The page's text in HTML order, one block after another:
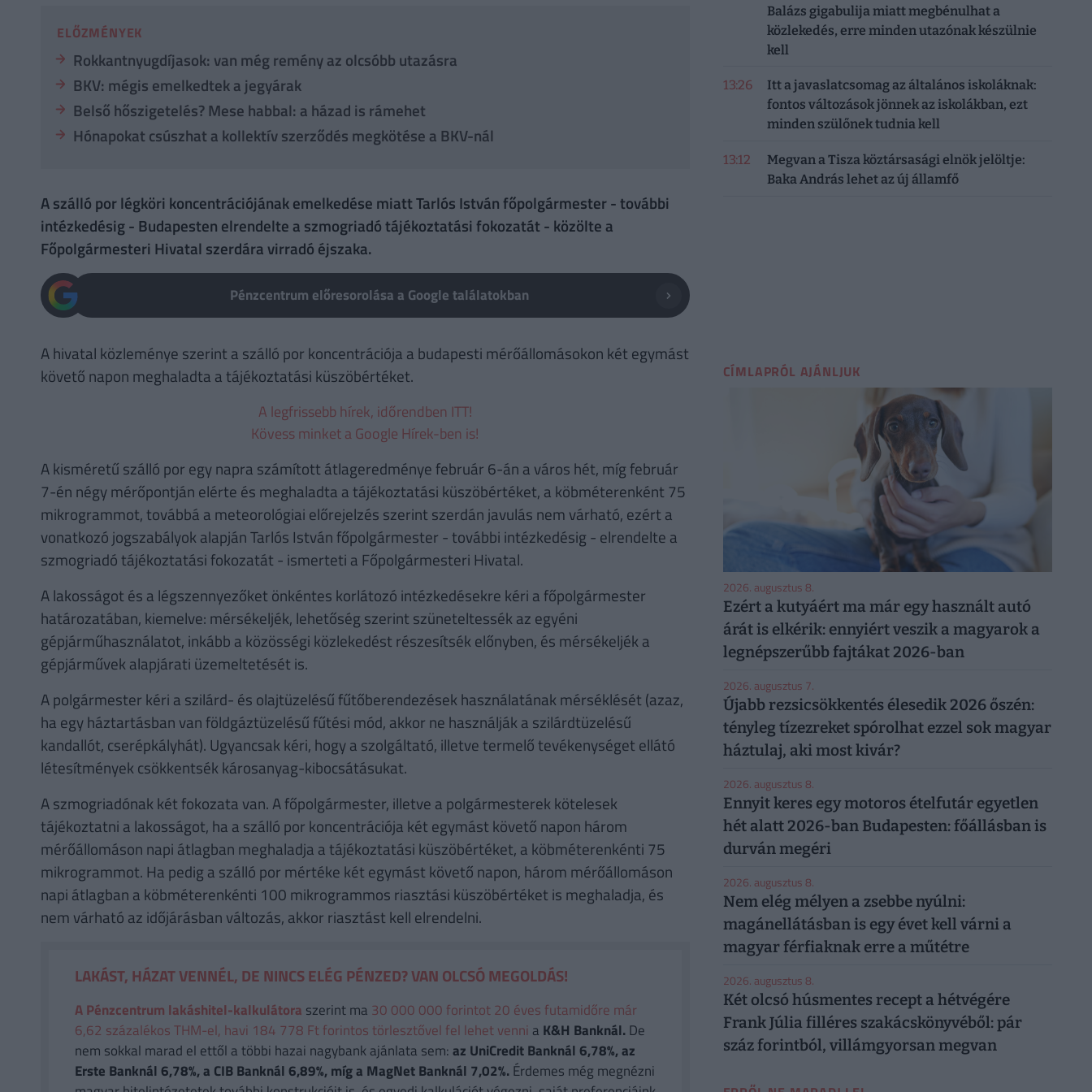
ELŐZMÉNYEK
Rokkantnyugdíjasok: van még remény az olcsóbb utazásra
BKV: mégis emelkedtek a jegyárak
Belső hőszigetelés? Mese habbal: a házad is rámehet
Hónapokat csúszhat a kollektív szerződés megkötése a BKV-nál
A szálló por légköri koncentrációjának emelkedése miatt Tarlós István főpolgármester - további
intézkedésig - Budapesten elrendelte a szmogriadó tájékoztatási fokozatát - közölte a
Főpolgármesteri Hivatal szerdára virradó éjszaka.
Pénzcentrum előresorolása a Google találatokban
A hivatal közleménye szerint a szálló por koncentrációja a budapesti mérőállomásokon két egymást
követő napon meghaladta a tájékoztatási küszöbértéket.
A legfrissebb hírek, időrendben ITT!
Kövess minket a Google Hírek-ben is!
A kisméretű szálló por egy napra számított átlageredménye február 6-án a város hét, míg február
7-én négy mérőpontján elérte és meghaladta a tájékoztatási küszöbértéket, a köbméterenként 75
mikrogrammot, továbbá a meteorológiai előrejelzés szerint szerdán javulás nem várható, ezért a
vonatkozó jogszabályok alapján Tarlós István főpolgármester - további intézkedésig - elrendelte a
szmogriadó tájékoztatási fokozatát - ismerteti a Főpolgármesteri Hivatal.
A lakosságot és a légszennyezőket önkéntes korlátozó intézkedésekre kéri a főpolgármester
határozatában, kiemelve: mérsékeljék, lehetőség szerint szüneteltessék az egyéni
gépjárműhasználatot, inkább a közösségi közlekedést részesítsék előnyben, és mérsékeljék a
gépjárművek alapjárati üzemeltetését is.
A polgármester kéri a szilárd- és olajtüzelésű fűtőberendezések használatának mérséklését (azaz,
ha egy háztartásban van földgáztüzelésű fűtési mód, akkor ne használják a szilárdtüzelésű
kandallót, cserépkályhát). Ugyancsak kéri, hogy a szolgáltató, illetve termelő tevékenységet ellátó
létesítmények csökkentsék károsanyag-kibocsátásukat.
A szmogriadónak két fokozata van. A főpolgármester, illetve a polgármesterek kötelesek
tájékoztatni a lakosságot, ha a szálló por koncentrációja két egymást követő napon három
mérőállomáson napi átlagban meghaladja a tájékoztatási küszöbértéket, a köbméterenkénti 75
mikrogrammot. Ha pedig a szálló por mértéke két egymást követő napon, három mérőállomáson
napi átlagban a köbméterenkénti 100 mikrogrammos riasztási küszöbértéket is meghaladja, és
nem várható az időjárásban változás, akkor riasztást kell elrendelni.
LAKÁST, HÁZAT VENNÉL, DE NINCS ELÉG PÉNZED? VAN OLCSÓ MEGOLDÁS!
A Pénzcentrum lakáshitel-kalkulátora szerint ma 30 000 000 forintot 20 éves futamidőre már
6,62 százalékos THM-el, havi 184 778 Ft forintos törlesztővel fel lehet venni a K&H Banknál.De
nem sokkal marad el ettől a többi hazai nagybank ajánlata sem:az UniCredit Banknál 6,78%, az
Erste Banknál 6,78%, a CIB Banknál 6,89%, míg a MagNet Banknál 7,02%.Érdemes még megnézni
Balázs gigabulija miatt megbénulhat a
közlekedés, erre minden utazónak készülnie
kell
13:26
Itt a javaslatcsomag az általános iskoláknak:
fontos változások jönnek az iskolákban, ezt
minden szülőnek tudnia kell
13:12
Megvan a Tisza köztársasági elnök jelöltje:
Baka András lehet az új államfő
CÍMLAPRÓL AJÁNLJUK
2026. augusztus 8.
Ezért a kutyáért ma már egy használt autó
árát is elkérik: ennyiért veszik a magyarok a
legnépszerűbb fajtákat 2026-ban
2026. augusztus 7.
Újabb rezsicsökkentés élesedik 2026 őszén:
tényleg tízezreket spórolhat ezzel sok magyar
háztulaj, aki most kivár?
2026. augusztus 8.
Ennyit keres egy motoros ételfutár egyetlen
hét alatt 2026-ban Budapesten: főállásban is
durván megéri
2026. augusztus 8.
Nem elég mélyen a zsebbe nyúlni:
magánellátásban is egy évet kell várni a
magyar férfiaknak erre a műtétre
2026. augusztus 8.
Két olcsó húsmentes recept a hétvégére
Frank Júlia filléres szakácskönyvéből: pár
száz forintból, villámgyorsan megvan